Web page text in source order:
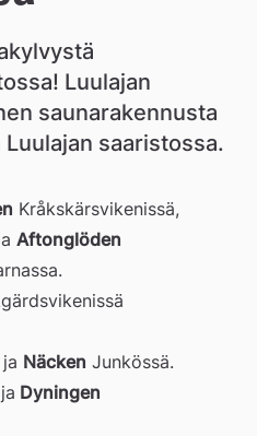
Luulajan
saunarakennusta
saaristossa.
Kråkskärsvikenissä,
Aftonglöden
ja Näcken Junkössä.
ja Dyningen